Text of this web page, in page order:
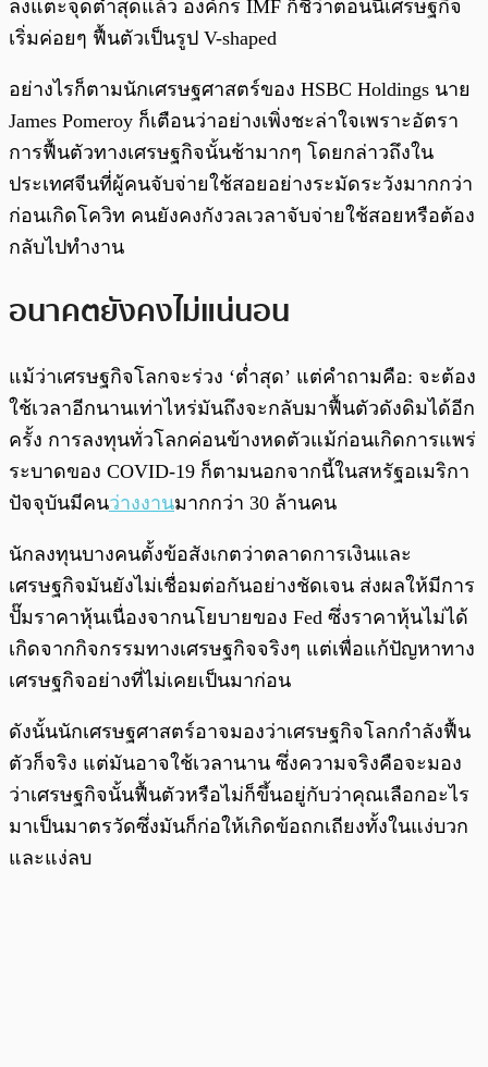
ลงแตะจุดต่ำสุดแล้ว องค์กร IMF ก็ชี้ว่าตอนนี้เศรษฐกิจ
เริ่มค่อยๆ ฟื้นตัวเป็นรูป V-shaped
อย่างไรก็ตามนักเศรษฐศาสตร์ของ HSBC Holdings นาย
James Pomeroy ก็เตือนว่าอย่างเพิ่งชะล่าใจเพราะอัตรา
การฟื้นตัวทางเศรษฐกิจนั้นช้ามากๆ โดยกล่าวถึงใน
ประเทศจีนที่ผู้คนจับจ่ายใช้สอยอย่างระมัดระวังมากกว่า
ก่อนเกิดโควิท คนยังคงกังวลเวลาจับจ่ายใช้สอยหรือต้อง
กลับไปทำงาน
อนาคตยังคงไม่แน่นอน
แม้ว่าเศรษฐกิจโลกจะร่วง ‘ต่ำสุด’ แต่คำถามคือ: จะต้อง
ใช้เวลาอีกนานเท่าไหร่มันถึงจะกลับมาฟื้นตัวดังดิมได้อีก
ครั้ง การลงทุนทั่วโลกค่อนข้างหดตัวแม้ก่อนเกิดการแพร่
ระบาดของ COVID-19 ก็ตามนอกจากนี้ในสหรัฐอเมริกา
ปัจจุบันมีคนว่างงานมากกว่า 30 ล้านคน
นักลงทุนบางคนตั้งข้อสังเกตว่าตลาดการเงินและ
เศรษฐกิจมันยังไม่เชื่อมต่อกันอย่างชัดเจน ส่งผลให้มีการ
ปั๊มราคาหุ้นเนื่องจากนโยบายของ Fed ซึ่งราคาหุ้นไม่ได้
เกิดจากกิจกรรมทางเศรษฐกิจจริงๆ แต่เพื่อแก้ปัญหาทาง
เศรษฐกิจอย่างที่ไม่เคยเป็นมาก่อน
ดังนั้นนักเศรษฐศาสตร์อาจมองว่าเศรษฐกิจโลกกำลังฟื้น
ตัวก็จริง แต่มันอาจใช้เวลานาน ซึ่งความจริงคือจะมอง
ว่าเศรษฐกิจนั้นฟื้นตัวหรือไม่ก็ขึ้นอยู่กับว่าคุณเลือกอะไร
มาเป็นมาตรวัดซึ่งมันก็ก่อให้เกิดข้อถกเถียงทั้งในแง่บวก
และแง่ลบ